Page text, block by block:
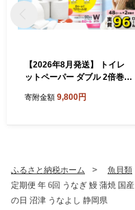
【2026年8月発送】 トイレ
ットペーパー ダブル 2倍巻き
ル 96ロール相当 無香料 備蓄
寄附金額 9,800円
ふるさと納税ホーム 魚貝類
定期便 年 6回 うなぎ 鰻 蒲焼 国
の日 沼津 うなよし 静岡県